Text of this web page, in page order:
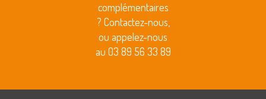
complémentaires
? Contactez-nous,
ou appelez-nous
au 03 89 56 33 89